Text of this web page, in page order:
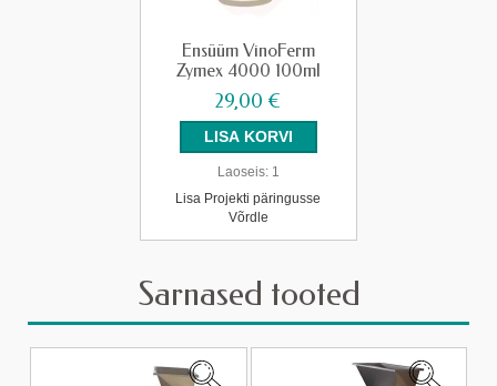
Ensüüm VinoFerm
Zymex 4000 100ml
29,00 €
Laoseis:1
Lisa Projekti päringusse
Võrdle
Sarnased tooted